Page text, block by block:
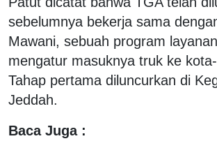
sebelumnya bekerja sama
Mawani, sebuah program
mengatur masuknya truk ke
Tahap pertama diluncurkan di
Jeddah.
Baca Juga :